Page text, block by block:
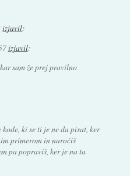
izjavil:
izjavil:
sam že prej pravilno
ki se ti je ne da pisat, ker
primerom in naročiš
pa popraviš, ker je na ta